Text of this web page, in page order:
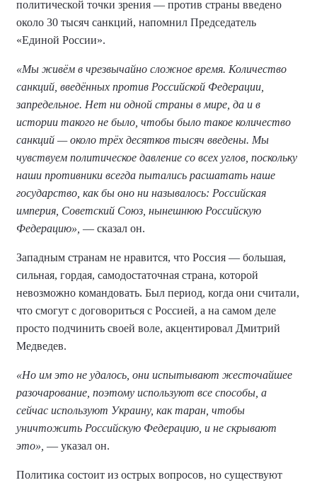
политической точки зрения — против страны введено
около 30 тысяч санкций, напомнил Председатель
«Единой России».
«Мы живём в чрезвычайно сложное время. Количество
санкций, введённых против Российской Федерации,
запредельное. Нет ни одной страны в мире, да и в
истории такого не было, чтобы было такое количество
санкций — около трёх десятков тысяч введены. Мы
чувствуем политическое давление со всех углов, поскольку
наши противники всегда пытались расшатать наше
государство, как бы оно ни называлось: Российская
империя, Советский Союз, нынешнюю Российскую
Федерацию», — сказал он.
Западным странам не нравится, что Россия — большая,
сильная, гордая, самодостаточная страна, которой
невозможно командовать. Был период, когда они считали,
что смогут с договориться с Россией, а на самом деле
просто подчинить своей воле, акцентировал Дмитрий
Медведев.
«Но им это не удалось, они испытывают жесточайшее
разочарование, поэтому используют все способы, а
сейчас используют Украину, как таран, чтобы
уничтожить Российскую Федерацию, и не скрывают
это», — указал он.
Политика состоит из острых вопросов, но существуют